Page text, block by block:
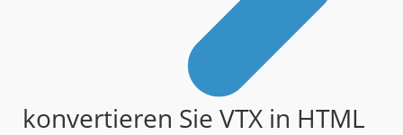
konvertieren Sie VTX in HTML